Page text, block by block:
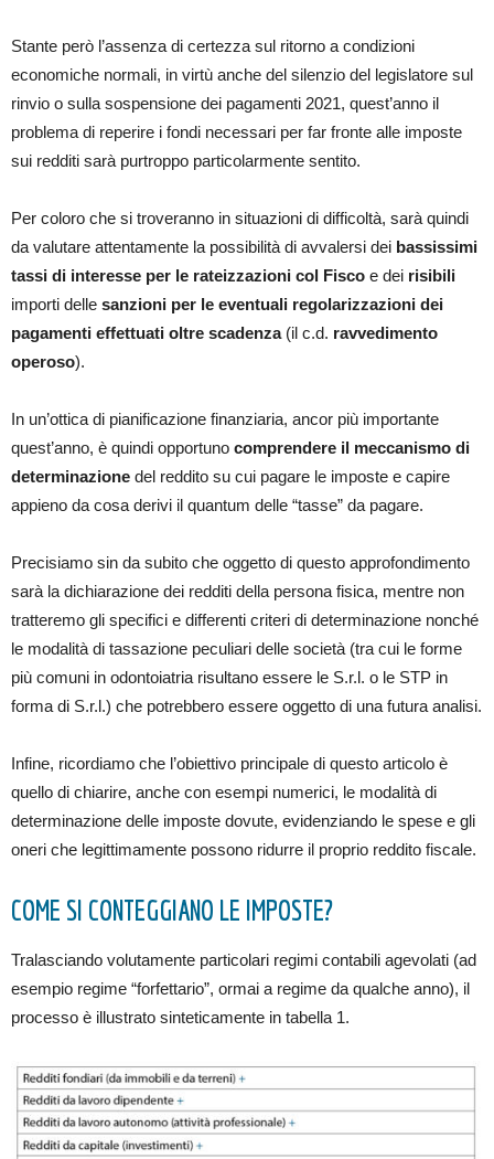
Stante però l’assenza di certezza sul ritorno a condizioni
economiche normali, in virtù anche del silenzio del legislatore sul
rinvio o sulla sospensione dei pagamenti 2021, quest’anno il
problema di reperire i fondi necessari per far fronte alle imposte
sui redditi sarà purtroppo particolarmente sentito.
Per coloro che si troveranno in situazioni di difficoltà, sarà quindi
da valutare attentamente la possibilità di avvalersi dei bassissimi
tassi di interesse per le rateizzazioni col Fisco e dei risibili
importi delle sanzioni per le eventuali regolarizzazioni dei
pagamenti effettuati oltre scadenza(il c.d. ravvedimento
operoso).
In un’ottica di pianificazione finanziaria, ancor più importante
quest’anno, è quindi opportuno comprendere il meccanismo di
determinazione del reddito su cui pagare le imposte e capire
appieno da cosa derivi il quantum delle “tasse” da pagare.
Precisiamo sin da subito che oggetto di questo approfondimento
sarà la dichiarazione dei redditi della persona fisica, mentre non
tratteremo gli specifici e differenti criteri di determinazione nonché
le modalità di tassazione peculiari delle società (tra cui le forme
più comuni in odontoiatria risultano essere le S.r.l. o le STP in
forma di S.r.l.) che potrebbero essere oggetto di una futura analisi.
Infine, ricordiamo che l’obiettivo principale di questo articolo è
quello di chiarire, anche con esempi numerici, le modalità di
determinazione delle imposte dovute, evidenziando le spese e gli
oneri che legittimamente possono ridurre il proprio reddito fiscale.
COME SI CONTEGGIANO LE IMPOSTE?
Tralasciando volutamente particolari regimi contabili agevolati (ad
esempio regime “forfettario”, ormai a regime da qualche anno), il
processo è illustrato sinteticamente in tabella 1.